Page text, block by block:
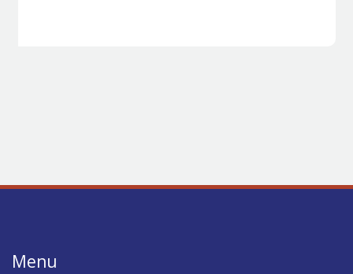
Menu